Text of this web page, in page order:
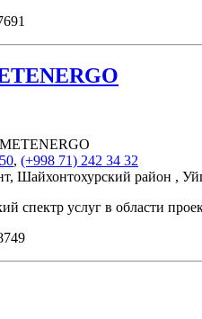
, (+998 71) 242 34 32
Шайхонтохурский район ,
услуг в области